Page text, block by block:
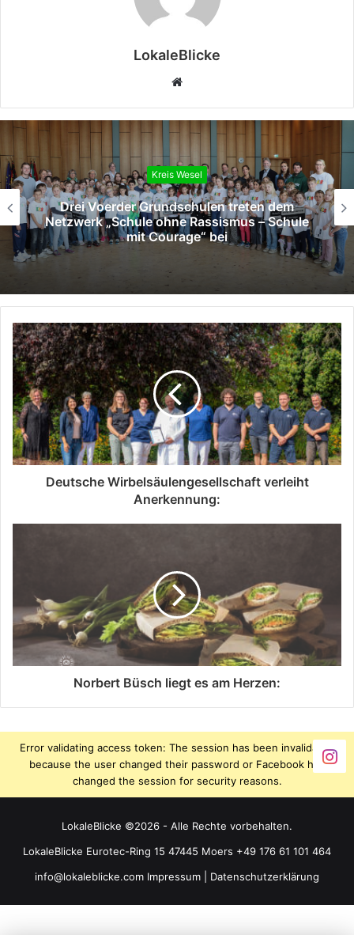
LokaleBlicke
Webseite
Kreis Wesel
Voerder Grundschulen treten dem
„Schule ohne Rassismus – Schule
mit Courage“ bei
Deutsche Wirbelsäulengesellschaft verleiht
Anerkennung:
Norbert Büsch liegt es am Herzen:
Error validating access token: The session has been invalidated
because the user changed their password or Facebook has
changed the session for security reasons.
LokaleBlicke ©2026 - Alle Rechte vorbehalten.
LokaleBlicke Eurotec-Ring 15 47445 Moers +49 176 61 101 464
info@lokaleblicke.com Impressum Datenschutzerklärung